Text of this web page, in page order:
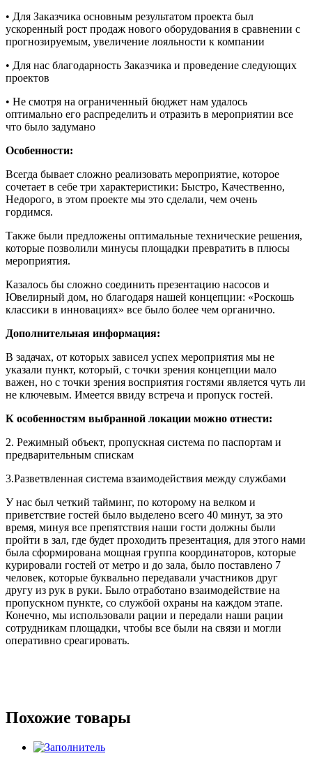
• Для Заказчика основным результатом проекта был
ускоренный рост продаж нового оборудования в сравнении с
прогнозируемым, увеличение лояльности к компании
• Для нас благодарность Заказчика и проведение следующих
проектов
• Не смотря на ограниченный бюджет нам удалось
оптимально его распределить и отразить в мероприятии все
что было задумано
Особенности:
Всегда бывает сложно реализовать мероприятие, которое
сочетает в себе три характеристики: Быстро, Качественно,
Недорого, в этом проекте мы это сделали, чем очень
гордимся.
Также были предложены оптимальные технические решения,
которые позволили минусы площадки превратить в плюсы
мероприятия.
Казалось бы сложно соединить презентацию насосов и
Ювелирный дом, но благодаря нашей концепции: «Роскошь
классики в инновациях» все было более чем органично.
Дополнительная информация:
В задачах, от которых зависел успех мероприятия мы не
указали пункт, который, с точки зрения концепции мало
важен, но с точки зрения восприятия гостями является чуть ли
не ключевым. Имеется ввиду встреча и пропуск гостей.
К особенностям выбранной локации можно отнести:
2. Режимный объект, пропускная система по паспортам и
предварительным спискам
3.Разветвленная система взаимодействия между службами
У нас был четкий тайминг, по которому на велком и
приветствие гостей было выделено всего 40 минут, за это
время, минуя все препятствия наши гости должны были
пройти в зал, где будет проходить презентация, для этого нами
была сформирована мощная группа координаторов, которые
курировали гостей от метро и до зала, было поставлено 7
человек, которые буквально передавали участников друг
другу из рук в руки. Было отработано взаимодействие на
пропускном пункте, со службой охраны на каждом этапе.
Конечно, мы использовали рации и передали наши рации
сотрудникам площадки, чтобы все были на связи и могли
оперативно среагировать.
Похожие товары